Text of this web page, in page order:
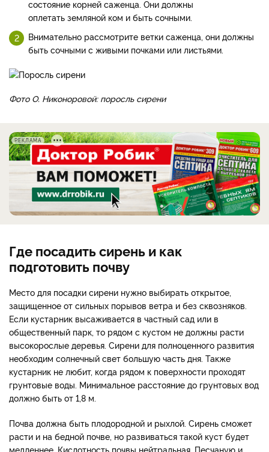
состояние корней саженца. Они должны
оплетать земляной ком и быть сочными.
Внимательно рассмотрите ветки саженца, они должны
быть сочными с живыми почками или листьями.
Фото О. Никоноровой: поросль сирени
РЕКЛАМА
Где посадить сирень и как
подготовить почву
Место для посадки сирени нужно выбирать открытое,
защищенное от сильных порывов ветра и без сквозняков.
Если кустарник высаживается в частный сад или в
общественный парк, то рядом с кустом не должны расти
высокорослые деревья. Сирени для полноценного развития
необходим солнечный свет большую часть дня. Также
кустарник не любит, когда рядом к поверхности проходят
грунтовые воды. Минимальное расстояние до грунтовых вод
должно быть от 1,8 м.
Почва должна быть плодородной и рыхлой. Сирень сможет
расти и на бедной почве, но развиваться такой куст будет
медленнее. Кислотность почвы нейтральная. Песчаную и